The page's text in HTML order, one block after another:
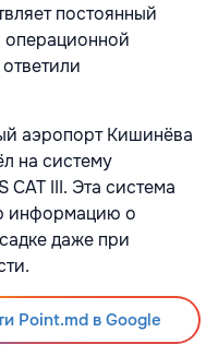
постоянный
операционной
аэропорт Кишинёва
на систему
CAT III. Эта система
информацию о
даже при
Point.md в Google